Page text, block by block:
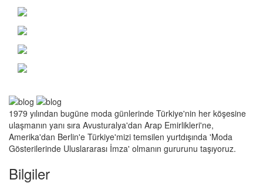
1979 yılından bugüne moda günlerinde Türkiye'nin her köşesine
ulaşmanın yanı sıra Avusturalya'dan Arap Emirlikleri'ne,
Amerika'dan Berlin'e Türkiye'mizi temsilen yurtdışında 'Moda
Gösterilerinde Uluslararası İmza' olmanın gururunu taşıyoruz.
Bilgiler